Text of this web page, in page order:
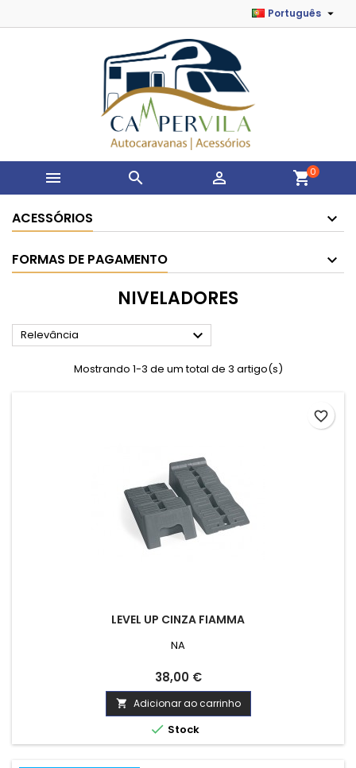
Português 
   shopping_cart0
ACESSÓRIOS
FORMAS DE PAGAMENTO
NIVELADORES
Relevância 
Mostrando 1-3 de um total de 3 artigo(s)
LEVEL UP CINZA FIAMMA
NA
Preço
38,00 €
 Adicionar ao carrinho
 Stock
favorite_border